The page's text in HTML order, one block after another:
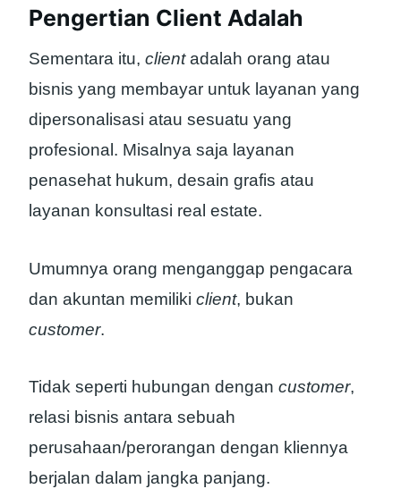
Pengertian Client Adalah
Sementara itu, clientadalah orang atau
bisnis yang membayar untuk layanan yang
dipersonalisasi atau sesuatu yang
profesional. Misalnya saja layanan
penasehat hukum, desain grafis atau
layanan konsultasi real estate.
Umumnya orang menganggap pengacara
dan akuntan memiliki client, bukan
customer.
Tidak seperti hubungan dengan customer,
relasi bisnis antara sebuah
perusahaan/perorangan dengan kliennya
berjalan dalam jangka panjang.